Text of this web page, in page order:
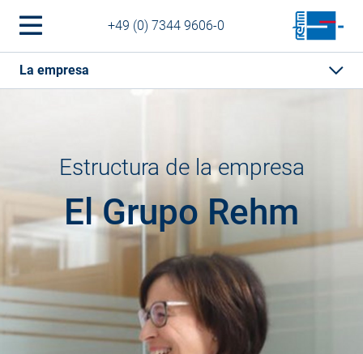
+49 (0) 7344 9606-0
La empresa
Estructura de la empresa
El Grupo Rehm